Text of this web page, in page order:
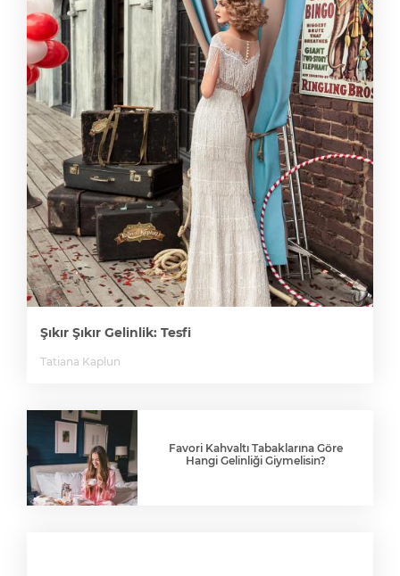
Şıkır Şıkır Gelinlik: Tesfi
Tatiana Kaplun
Favori Kahvaltı Tabaklarına Göre
Hangi Gelinliği Giymelisin?